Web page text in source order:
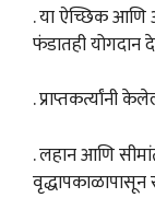
. या ऐच्छिक आणि
फंडातही योगदान
. प्राप्तकर्त्यांनी
. लहान आणि